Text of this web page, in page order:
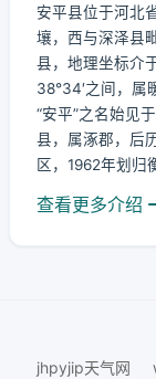
安平县位于河北
壤，西与深泽县
县，地理坐标介
38°34′之间，属
“安平”之名始见
县，属涿郡，后
区，1962年划归
查看更多介绍
jhpyjip天气网